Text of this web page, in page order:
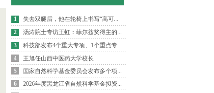
1
失去双腿后，他在轮椅上书写“高可...
2
汤涛院士专访王虹：菲尔兹奖得主的...
3
科技部发布4个重大专项、1个重点专...
4
王旭任山西中医药大学校长
5
国家自然科学基金委员会发布多个项...
6
2026年度黑龙江省自然科学基金拟资...